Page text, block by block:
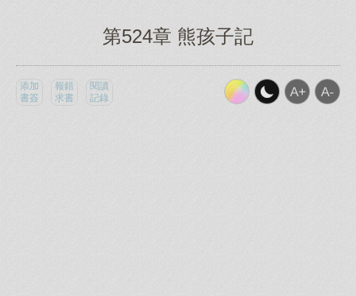
第524章 熊孩子記
添加
書簽
報錯
求書
閱讀
記錄